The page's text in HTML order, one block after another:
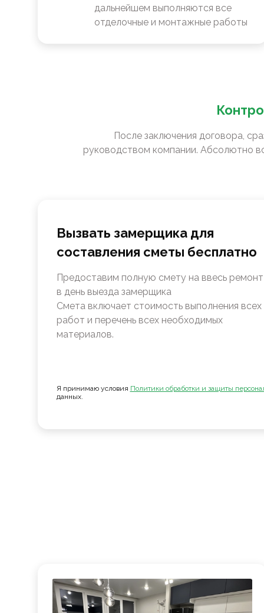
дальнейшем выполняются все
отделочные и монтажные работы
После заключения договора,
руководством компании. Абсолютно
Вызвать замерщика для
составления сметы бесплатно
Предоставим полную смету на ввесь ремонт
в день выезда замерщика
Смета включает стоимость выполнения всех
работ и перечень всех необходимых
материалов.
Я принимаю условия Политики обработки и защиты
данных.